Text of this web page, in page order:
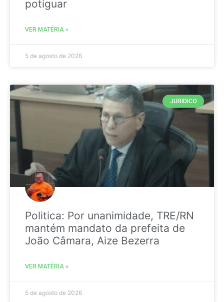
potiguar
VER MATÉRIA »
5 de agosto de 2026
JURIDICO
Politica: Por unanimidade, TRE/RN
mantém mandato da prefeita de
João Câmara, Aize Bezerra
VER MATÉRIA »
5 de agosto de 2026